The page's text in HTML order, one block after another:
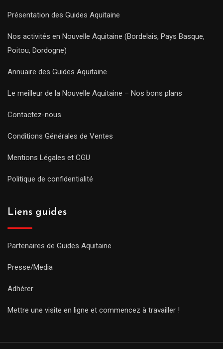
Présentation des Guides Aquitaine
Nos activités en Nouvelle Aquitaine (Bordelais, Pays Basque,
Poitou, Dordogne)
Annuaire des Guides Aquitaine
Le meilleur de la Nouvelle Aquitaine – Nos bons plans
Contactez-nous
Conditions Générales de Ventes
Mentions Légales et CGU
Politique de confidentialité
Liens guides
Partenaires de Guides Aquitaine
Presse/Media
Adhérer
Mettre une visite en ligne et commencez à travailler !